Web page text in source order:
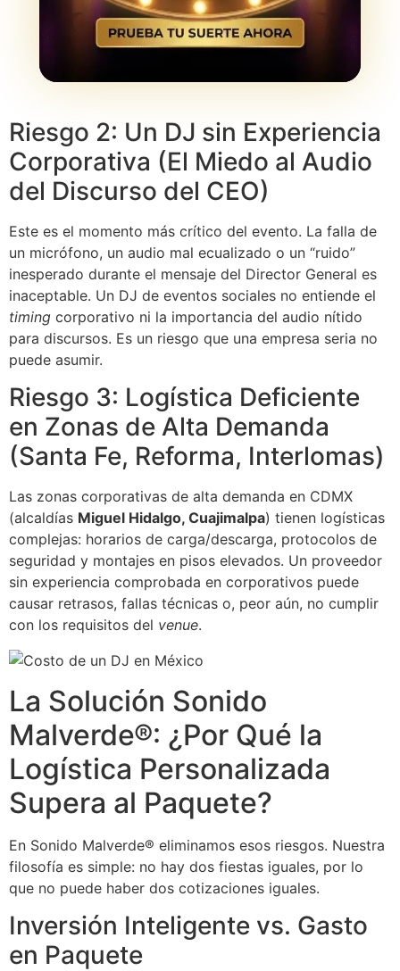
Riesgo 2: Un DJ sin Experiencia
Corporativa (El Miedo al Audio
del Discurso del CEO)
Este es el momento más crítico del evento. La falla de
un micrófono, un audio mal ecualizado o un “ruido”
inesperado durante el mensaje del Director General es
inaceptable. Un DJ de eventos sociales no entiende el
timing corporativo ni la importancia del audio nítido
para discursos. Es un riesgo que una empresa seria no
puede asumir.
Riesgo 3: Logística Deficiente
en Zonas de Alta Demanda
(Santa Fe, Reforma, Interlomas)
Las zonas corporativas de alta demanda en CDMX
(alcaldías Miguel Hidalgo, Cuajimalpa) tienen logísticas
complejas: horarios de carga/descarga, protocolos de
seguridad y montajes en pisos elevados. Un proveedor
sin experiencia comprobada en corporativos puede
causar retrasos, fallas técnicas o, peor aún, no cumplir
con los requisitos del venue.
La Solución Sonido
Malverde®: ¿Por Qué la
Logística Personalizada
Supera al Paquete?
En Sonido Malverde® eliminamos esos riesgos. Nuestra
filosofía es simple: no hay dos fiestas iguales, por lo
que no puede haber dos cotizaciones iguales.
Inversión Inteligente vs. Gasto
en Paquete